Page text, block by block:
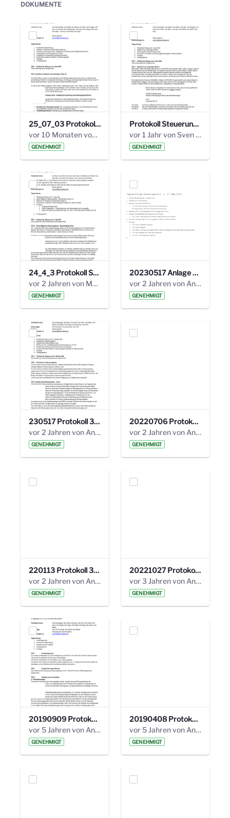
DOKUMENTE
25_07_03 Protokoll Steuerungskreis.pdf
vor 10 Monaten von Alexander Orlowski
GENEHMIGT
Protokoll Steuerungskreis_06.02.2025 .pdf
vor 1 Jahr von Sven Hitzler
GENEHMIGT
24_4_3 Protokoll Steuerungskreis.pdf
vor 2 Jahren von Marcel Eckert
GENEHMIGT
20230517 Anlage 1_35. Steuerungskreis.pdf
vor 2 Jahren von Anni Schlumberger
GENEHMIGT
230517 Protokoll 35. Steuerungskreis.pdf
vor 2 Jahren von Anni Schlumberger
GENEHMIGT
20220706 Protokoll 33. Steuerungskreis.pdf
vor 2 Jahren von Anni Schlumberger
GENEHMIGT
220113 Protokoll 32. Steuerungskreis.pdf
vor 2 Jahren von Anni Schlumberger
GENEHMIGT
20221027 Protokoll 34. Steuerungskreis.pdf
vor 3 Jahren von Anni Schlumberger
GENEHMIGT
20190909 Protokoll 27. Steuerungskreis.pdf
vor 5 Jahren von Anni Schlumberger
GENEHMIGT
20190408 Protokoll 26. Steuerungskreis.pdf
vor 5 Jahren von Anni Schlumberger
GENEHMIGT